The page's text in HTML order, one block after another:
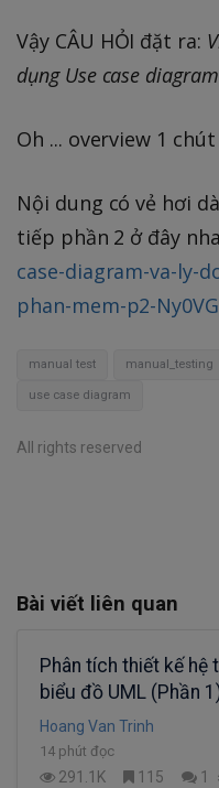
Vậy CÂU HỎI đặt ra:
dụng Use case
Oh ... overview 1
Nội dung có vẻ hơi
tiếp phần 2 ở đây
case-diagram-va-ly-
phan-mem-p2-
manual test manual_testing
use case diagram
All rights reserved
Bài viết liên quan
Phân tích thiết kế hệ
biểu đồ UML (Phần
Hoang Van Trinh
14 phút đọc
291.1K 115 1